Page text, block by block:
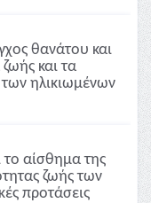
θανάτου και
και τα
ηλικιωμένων
το αίσθημα της
ζωής των
προτάσεις